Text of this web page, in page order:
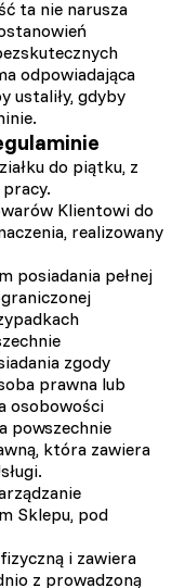
ta nie narusza
odpowiadająca
ustaliły, gdyby
do piątku, z
Klientowi do
realizowany
posiadania pełnej
zgody
prawna lub
osobowości
powszechnie
która zawiera
Sklepu, pod
i zawiera
z prowadzoną